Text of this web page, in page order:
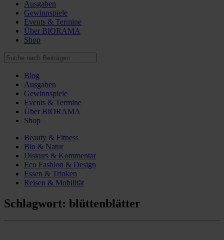
Ausgaben
Gewinnspiele
Events & Termine
Über BIORAMA
Shop
Blog
Ausgaben
Gewinnspiele
Events & Termine
Über BIORAMA
Shop
Beauty & Fitness
Bio & Natur
Diskurs & Kommentar
Eco Fashion & Design
Essen & Trinken
Reisen & Mobilität
Schlagwort: blüttenblätter